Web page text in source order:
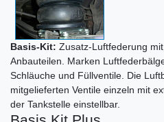
Basis-Kit: Zusatz-Luftfederung
Anbauteilen. Marken
Schläuche und Füllventile. Die
mitgelieferten Ventile einzeln mit
der Tankstelle einstellbar.